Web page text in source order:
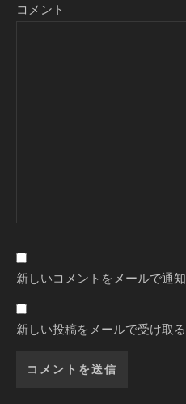
コメント
新しいコメントをメールで通知
新しい投稿をメールで受け取る